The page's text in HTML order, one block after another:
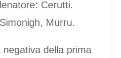
Cerutti.
Murru.
della prima